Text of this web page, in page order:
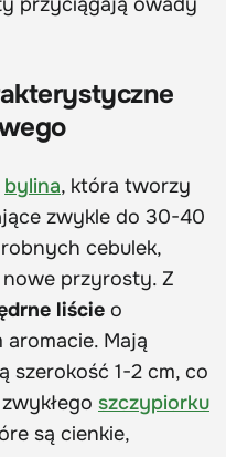
bylina, która tworzy
zwykle do 30-40
cebulek,
przyrosty. Z
liście o
Mają
szerokość 1-2 cm, co
szczypiorku
są cienkie,